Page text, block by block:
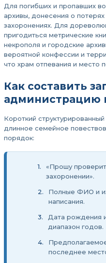
Для погибших и пропавших
архивы, донесения о
захоронениях. Для
пригодиться метрические
некрополя и городские
вероятной конфессии и
что храм отпевания и место
Как составить
администрацию
Короткий
длинное семейное
порядок:
«Прошу
захоронении».
Полные ФИО и
написания.
Дата рождения
диапазон годов.
последнее